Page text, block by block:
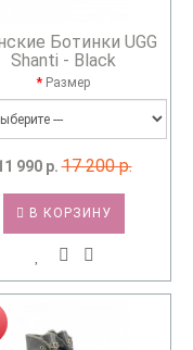
Ботинки UGG
Shanti - Black
Размер
990 р. 17 200 р.
В КОРЗИНУ